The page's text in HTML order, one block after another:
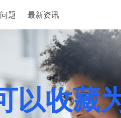
题 最新资讯
以收藏